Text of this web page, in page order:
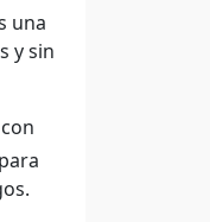
una
y sin